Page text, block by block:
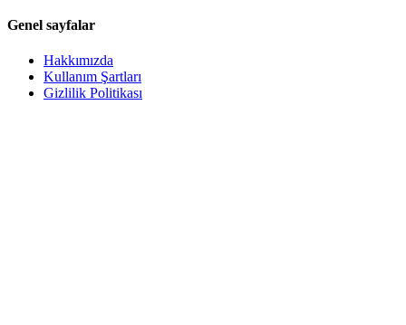
Genel sayfalar
Hakkımızda
Kullanım Şartları
Gizlilik Politikası